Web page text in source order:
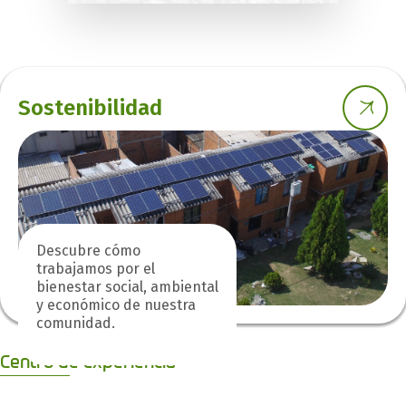
Sostenibilidad
Descubre cómo
trabajamos por el
bienestar social, ambiental
y económico de nuestra
comunidad.
Centro de experiencia